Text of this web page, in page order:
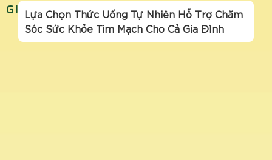
GIẢM CĂNG THẲNG
Lựa Chọn Thức Uống Tự Nhiên Hỗ Trợ Chăm
Sóc Sức Khỏe Tim Mạch Cho Cả Gia Đình